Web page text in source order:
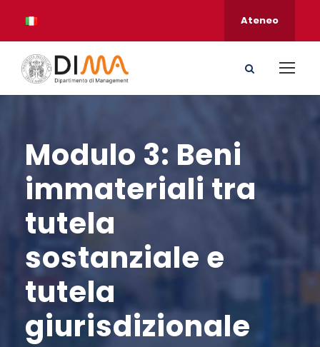
Ateneo
Modulo 3: Beni
immateriali tra
tutela
sostanziale e
tutela
giurisdizionale